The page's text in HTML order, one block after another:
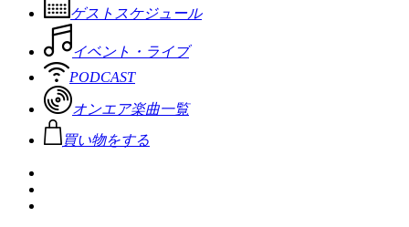
ゲストスケジュール
イベント・ライブ
PODCAST
オンエア楽曲一覧
買い物をする